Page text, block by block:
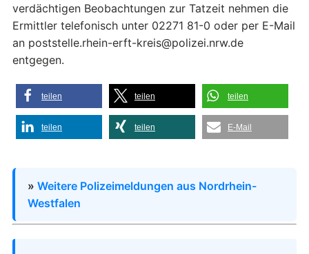
verdächtigen Beobachtungen zur Tatzeit nehmen die
Ermittler telefonisch unter 02271 81-0 oder per E-Mail
an poststelle.rhein-erft-kreis@polizei.nrw.de
entgegen.
teilen teilen teilen
teilen teilen E-Mail
» Weitere Polizeimeldungen aus Nordrhein-
Westfalen